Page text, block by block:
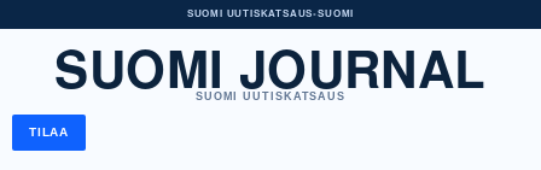
SUOMI UUTISKATSAUS•SUOMI
SUOMI JOURNAL
SUOMI UUTISKATSAUS
TILAA